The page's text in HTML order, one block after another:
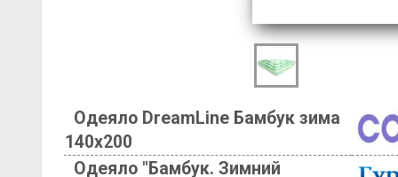
Одеяло DreamLine Бамбук зима
140х200
Одеяло "Бамбук. Зимний